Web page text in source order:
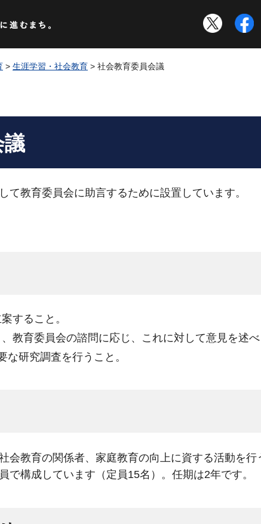
> 生涯学習・社会教育 > 社会教育委員会議
議
て教育委員会に助言するために設置しています。
すること。
教育委員会の諮問に応じ、これに対して意見を述べ
な研究調査を行うこと。
会教育の関係者、家庭教育の向上に資する活動を行
で構成しています（定員15名）。任期は2年です。